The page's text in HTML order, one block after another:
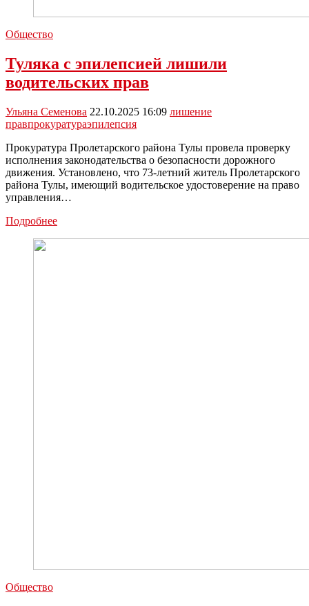
Общество
Туляка с эпилепсией лишили
водительских прав
Ульяна Семенова 22.10.2025 16:09 лишение
правпрокуратураэпилепсия
Прокуратура Пролетарского района Тулы провела проверку
исполнения законодательства о безопасности дорожного
движения. Установлено, что 73-летний житель Пролетарского
района Тулы, имеющий водительское удостоверение на право
управления…
ПодробнееТуляка
Общество